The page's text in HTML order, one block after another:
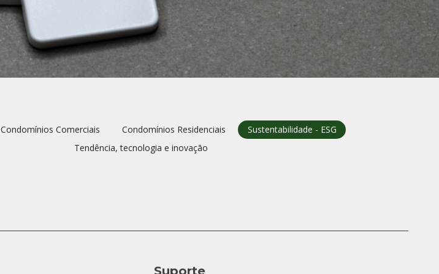
Condomínios Comerciais Condomínios Residenciais
Sustentabilidade - ESG
Tendência, tecnologia e inovaçāo
Suporte